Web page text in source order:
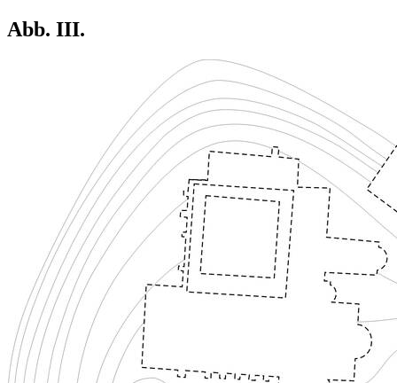
Abb. III.